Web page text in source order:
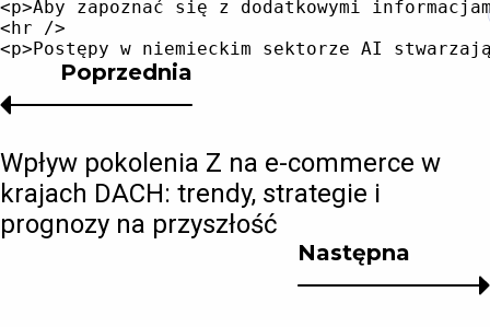
Następna
Poprzednia
Wpływ pokolenia Z na e-commerce w
krajach DACH: trendy, strategie i
prognozy na przyszłość